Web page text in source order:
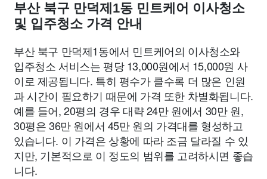
부산 북구 만덕제1동 민트케어 이사청소
및 입주청소 가격 안내
부산 북구 만덕제1동에서 민트케어의 이사청소와
입주청소 서비스는 평당 13,000원에서 15,000원 사
이로 제공됩니다. 특히 평수가 클수록 더 많은 인원
과 시간이 필요하기 때문에 가격 또한 차별화됩니다.
예를 들어, 20평의 경우 대략 24만 원에서 30만 원,
30평은 36만 원에서 45만 원의 가격대를 형성하고
있습니다. 이 가격은 상황에 따라 조금 달라질 수 있
지만, 기본적으로 이 정도의 범위를 고려하시면 좋습
니다.